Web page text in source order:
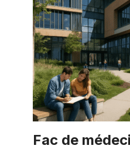
Fac de